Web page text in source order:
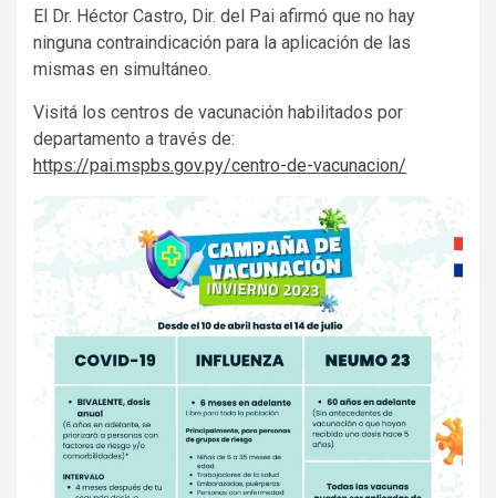
El Dr. Héctor Castro, Dir. del Pai afirmó que no hay
ninguna contraindicación para la aplicación de las
mismas en simultáneo.
Visitá los centros de vacunación habilitados por
departamento a través de:
https://pai.mspbs.gov.py/centro-de-vacunacion/